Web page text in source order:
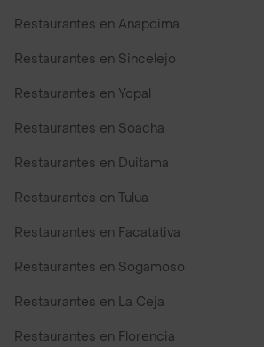
Restaurantes en Anapoima
Restaurantes en Sincelejo
Restaurantes en Yopal
Restaurantes en Soacha
Restaurantes en Duitama
Restaurantes en Tulua
Restaurantes en Facatativa
Restaurantes en Sogamoso
Restaurantes en La Ceja
Restaurantes en Florencia